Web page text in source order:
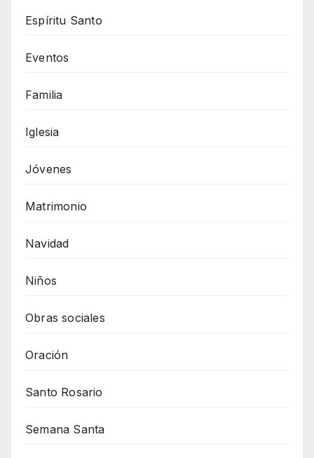
Espíritu Santo
Eventos
Familia
Iglesia
Jóvenes
Matrimonio
Navidad
Niños
Obras sociales
Oración
Santo Rosario
Semana Santa